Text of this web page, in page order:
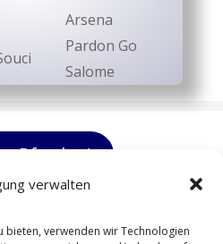
verwalten
bieten, verwenden wir Technologien
Arsena
Pardon Go
Salome
Pferde